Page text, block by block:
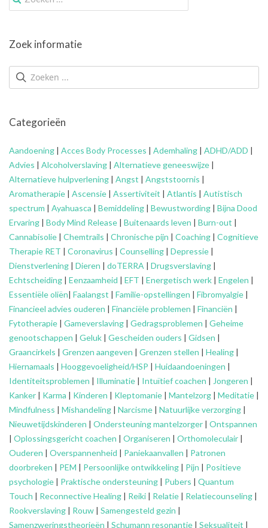
naar:
Zoek informatie
Categorieën
Aandoening | Acces Body Processes | Ademhaling | ADHD/ADD |
Advies | Alcoholverslaving | Alternatieve geneeswijze |
Alternatieve hulpverlening | Angst | Angststoornis |
Aromatherapie | Ascensie | Assertiviteit | Atlantis | Autistisch
spectrum | Ayahuasca | Bemiddeling | Bewustwording | Bijna Dood
Ervaring | Body Mind Release | Buitenaards leven | Burn-out |
Cannabisolie | Chemtrails | Chronische pijn | Coaching | Cognitieve
Therapie RET | Coronavirus | Counselling | Depressie |
Dienstverlening | Dieren | doTERRA | Drugsverslaving |
Echtscheiding | Eenzaamheid | EFT | Energetisch werk | Engelen |
Essentiële oliën| Faalangst | Familie-opstellingen | Fibromyalgie |
Financieel advies ouderen | Financiële problemen | Financiën |
Fytotherapie | Gameverslaving | Gedragsproblemen | Geheime
genootschappen | Geluk | Gescheiden ouders | Gidsen |
Graancirkels | Grenzen aangeven | Grenzen stellen | Healing |
Hiernamaals | Hooggevoeligheid/HSP | Huidaandoeningen |
Identiteitsproblemen | Illuminatie | Intuïtief coachen | Jongeren |
Kanker | Karma | Kinderen | Kleptomanie | Mantelzorg | Meditatie |
Mindfulness | Mishandeling | Narcisme | Natuurlijke verzorging |
Nieuwetijdskinderen | Ondersteuningmantelzorger | Ontspannen
| Oplossingsgericht coachen | Organiseren | Orthomoleculair |
Ouderen | Overspannenheid | Paniekaanvallen | Patronen
doorbreken | PEM | Persoonlijke ontwikkeling | Pijn | Positieve
psychologie | Praktische ondersteuning | Pubers | Quantum
Touch | Reconnective Healing | Reiki | Relatie | Relatiecounseling |
Rookverslaving | Rouw | Samengesteld gezin |
Samenzweringstheorieën | Schumann resonantie | Seksualiteit |